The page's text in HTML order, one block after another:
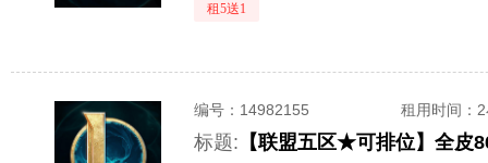
租5送1
编号： 14982155 租用时间 ：
标题: 【联盟五区★可排位】全